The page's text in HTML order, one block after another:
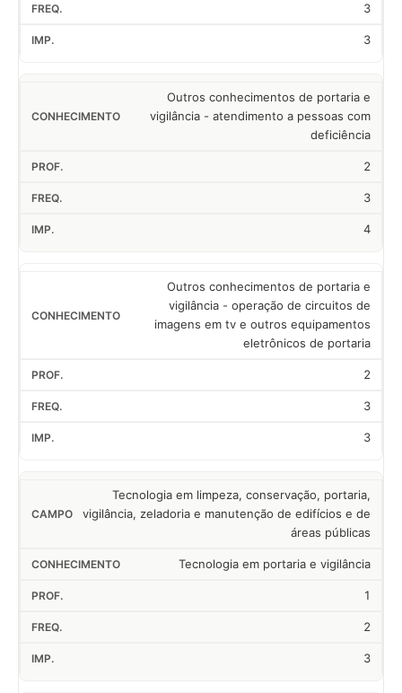
3
3
Outros conhecimentos de portaria e
vigilância - atendimento a pessoas com
deficiência
2
3
4
Outros conhecimentos de portaria e
vigilância - operação de circuitos de
imagens em tv e outros equipamentos
eletrônicos de portaria
2
3
3
Tecnologia em limpeza, conservação, portaria,
vigilância, zeladoria e manutenção de edifícios e de
áreas públicas
Tecnologia em portaria e vigilância
1
2
3